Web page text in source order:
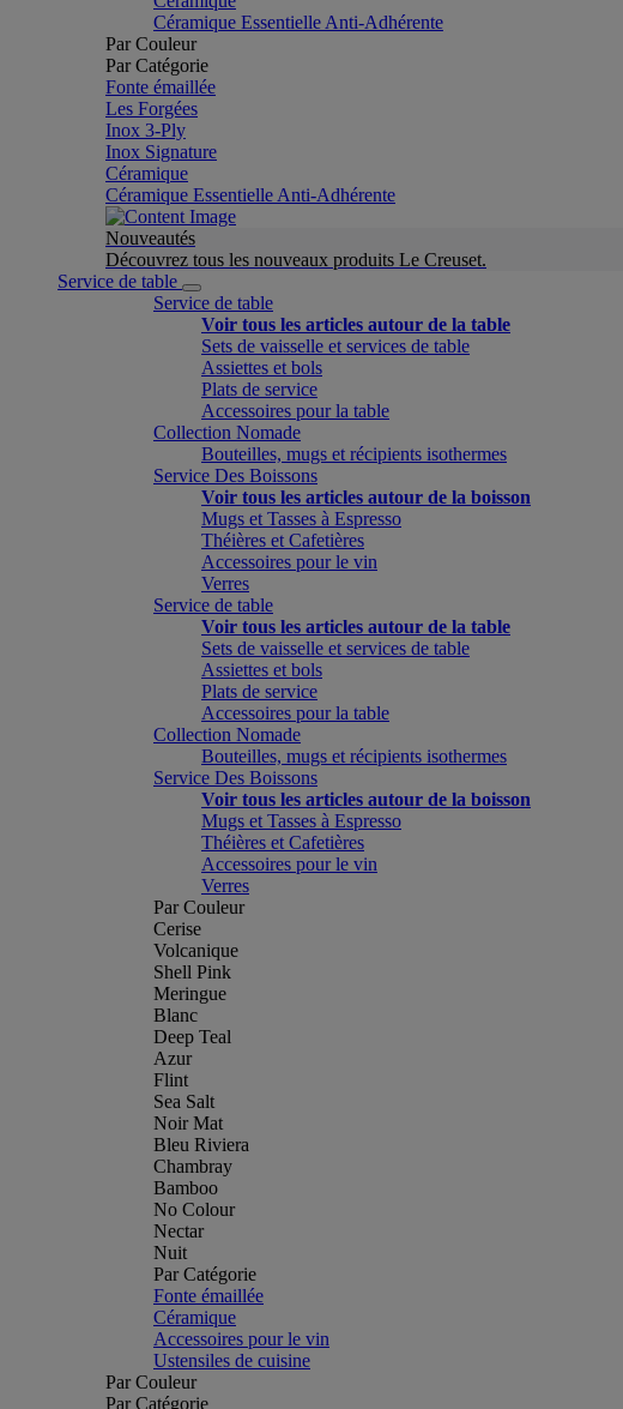
Céramique Essentielle Anti-Adhérente
Par Couleur
Par Catégorie
Fonte émaillée
Les Forgées
Inox 3-Ply
Inox Signature
Céramique
Céramique Essentielle Anti-Adhérente
Nouveautés
Découvrez tous les nouveaux produits Le Creuset.
Service de table
Service de table
Voir tous les articles autour de la table
Sets de vaisselle et services de table
Assiettes et bols
Plats de service
Accessoires pour la table
Collection Nomade
Bouteilles, mugs et récipients isothermes
Service Des Boissons
Voir tous les articles autour de la boisson
Mugs et Tasses à Espresso
Théières et Cafetières
Accessoires pour le vin
Verres
Service de table
Voir tous les articles autour de la table
Sets de vaisselle et services de table
Assiettes et bols
Plats de service
Accessoires pour la table
Collection Nomade
Bouteilles, mugs et récipients isothermes
Service Des Boissons
Voir tous les articles autour de la boisson
Mugs et Tasses à Espresso
Théières et Cafetières
Accessoires pour le vin
Verres
Par Couleur
Cerise
Volcanique
Shell Pink
Meringue
Blanc
Deep Teal
Azur
Flint
Sea Salt
Noir Mat
Bleu Riviera
Chambray
Bamboo
No Colour
Nectar
Nuit
Par Catégorie
Fonte émaillée
Céramique
Accessoires pour le vin
Ustensiles de cuisine
Par Couleur
Par Catégorie